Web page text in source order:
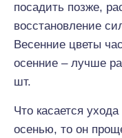
посадить позже,
восстановление
Весенние цветы
осенние – лучше
шт.
Что касается
осенью, то он